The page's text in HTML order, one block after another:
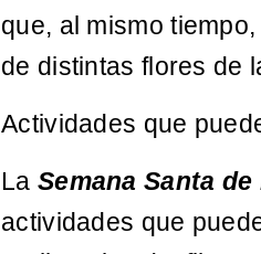
que, al mismo
de distintas flores de
Actividades que
La Semana Santa de
actividades que